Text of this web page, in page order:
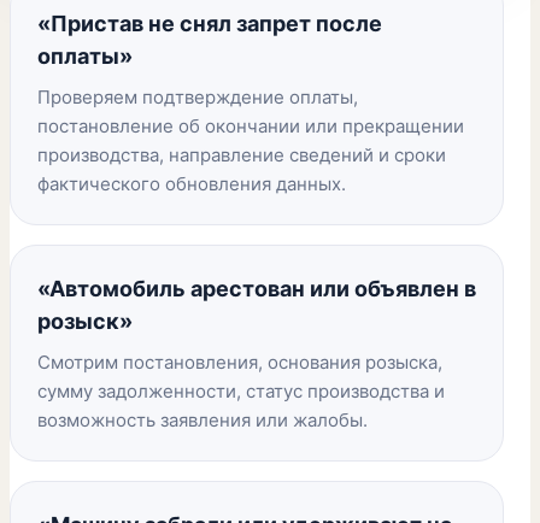
«Пристав не снял запрет после
оплаты»
Проверяем подтверждение оплаты,
постановление об окончании или прекращении
производства, направление сведений и сроки
фактического обновления данных.
«Автомобиль арестован или объявлен в
розыск»
Смотрим постановления, основания розыска,
сумму задолженности, статус производства и
возможность заявления или жалобы.